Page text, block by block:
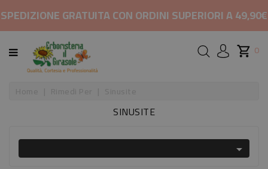
SPEDIZIONE GRATUITA CON ORDINI SUPERIORI A 49,90€
CATEGORIA
HOME
COSMETICI
0
SINUSITE
